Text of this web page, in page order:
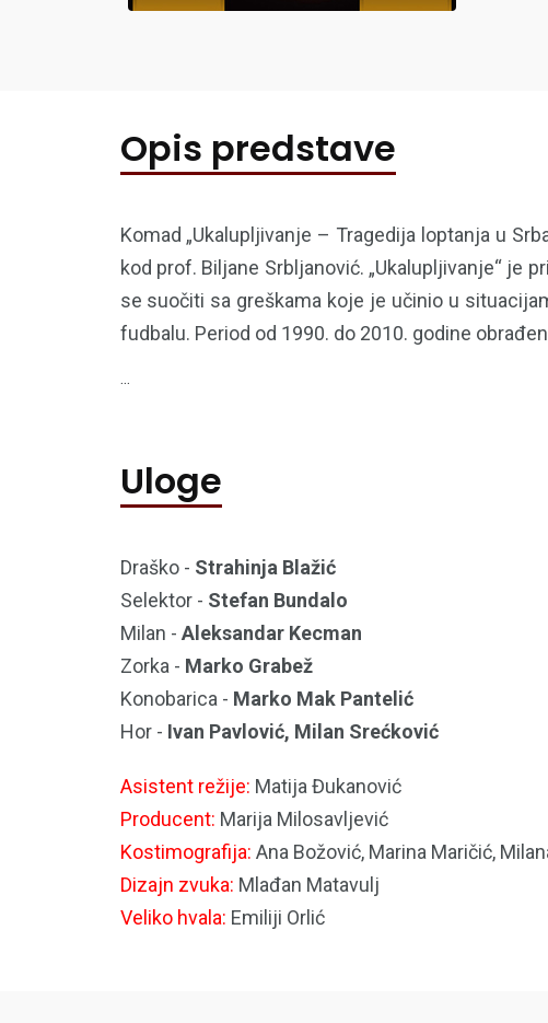
Opis predstave
Komad „Ukalupljivanje – Tragedija loptanja u
kod prof. Biljane Srbljanović. „Ukalupljivanje“ je
se suočiti sa greškama koje je učinio u
fudbalu. Period od 1990. do 2010. godine
...
Uloge
Draško - Strahinja Blažić
Selektor - Stefan Bundalo
Milan - Aleksandar Kecman
Zorka - Marko Grabež
Konobarica - Marko Mak Pantelić
Hor - Ivan Pavlović, Milan Srećković
Asistent režije: Matija Đukanović
Producent: Marija Milosavljević
Kostimografija: Ana Božović, Marina Maričić,
Dizajn zvuka: Mlađan Matavulj
Veliko hvala: Emiliji Orlić